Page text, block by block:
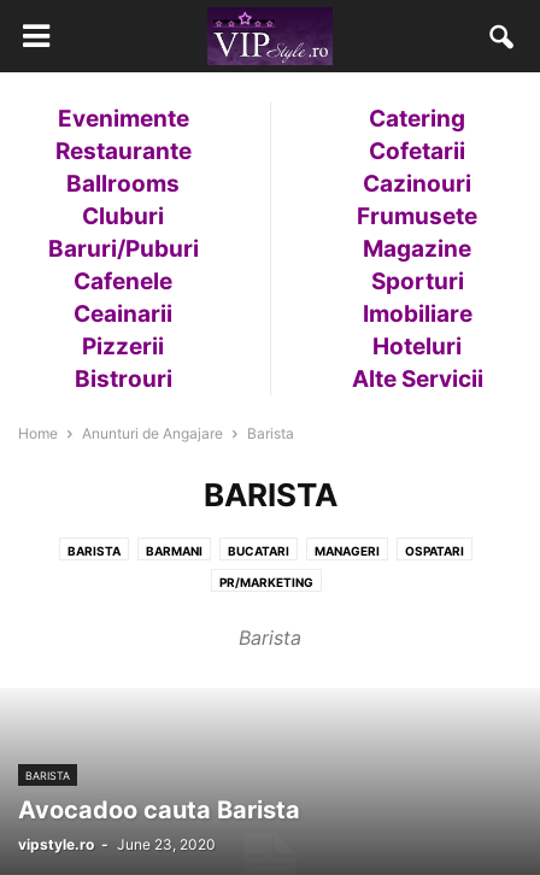
Evenimente
Restaurante
Ballrooms
Cluburi
Baruri/Puburi
Cafenele
Ceainarii
Pizzerii
Bistrouri
Catering
Cofetarii
Cazinouri
Frumusete
Magazine
Sporturi
Imobiliare
Hoteluri
Alte Servicii
Home Anunturi de Angajare Barista
BARISTA
BARISTA BARMANI BUCATARI MANAGERI OSPATARI
PR/MARKETING
Barista
BARISTA
Avocadoo cauta Barista
vipstyle.ro - June 23, 2020